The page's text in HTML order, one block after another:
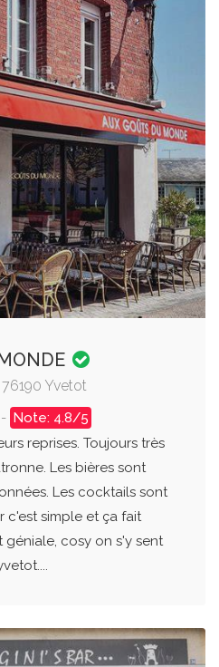
Yvetot
Note: 4.8/5
reprises. Toujours très
Les bières sont
Les cocktails sont
c'est simple et ça fait
géniale, cosy on s'y sent